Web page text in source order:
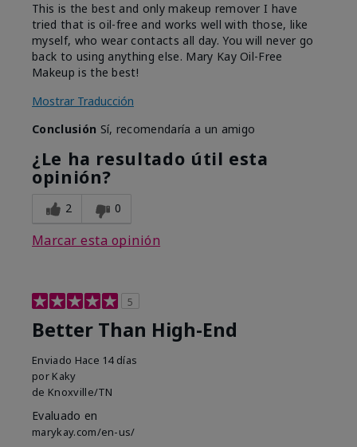
This is the best and only makeup remover I have
tried that is oil-free and works well with those, like
myself, who wear contacts all day. You will never go
back to using anything else. Mary Kay Oil-Free
Makeup is the best!
Mostrar Traducción
Conclusión Sí, recomendaría a un amigo
¿Le ha resultado útil esta
opinión?
2 0
Marcar esta opinión
5
Better Than High-End
Enviado Hace 14 días
por Kaky
de Knoxville/TN
Evaluado en
marykay.com/en-us/